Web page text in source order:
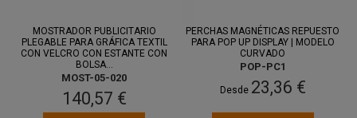
MOSTRADOR PUBLICITARIO
PLEGABLE PARA GRÁFICA TEXTIL
CON VELCRO CON ESTANTE CON
BOLSA...
MOST-05-020
140,57 €
PERCHAS MAGNÉTICAS REPUESTO
PARA POP UP DISPLAY | MODELO
CURVADO
POP-PC1
Desde 23,36 €